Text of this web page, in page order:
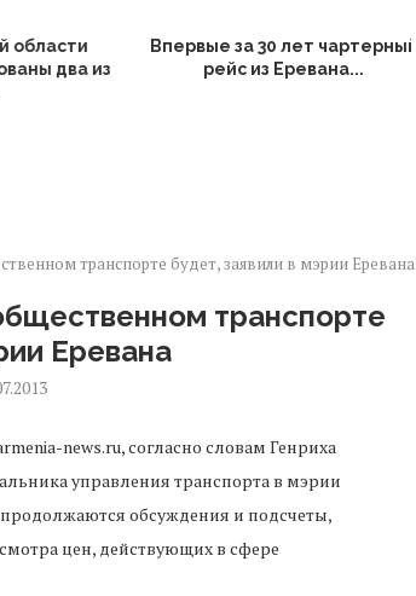
два из
Впервые за 30 лет чартерный
рейс из Еревана...
транспорте будет, заявили в мэрии Еревана
транспорте
Еревана
news.ru, согласно словам Генриха
управления транспорта в мэрии
обсуждения и подсчеты,
цен, действующих в сфере